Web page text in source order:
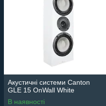
Акустичні системи Canton
GLE 15 OnWall White
В наявності